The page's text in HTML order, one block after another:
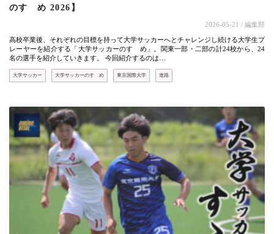
のすゝめ 2026】
2026-05-21 / 編集部
高校卒業後、それぞれの目標を持って大学サッカーへとチャレンジし続ける大学生プ
レーヤーを紹介する「大学サッカーのすゝめ」。関東一部・二部の計24校から、24
名の選手を紹介していきます。 今回紹介するのは…
大学サッカー 大学サッカーのすゝめ 東京国際大学 進路